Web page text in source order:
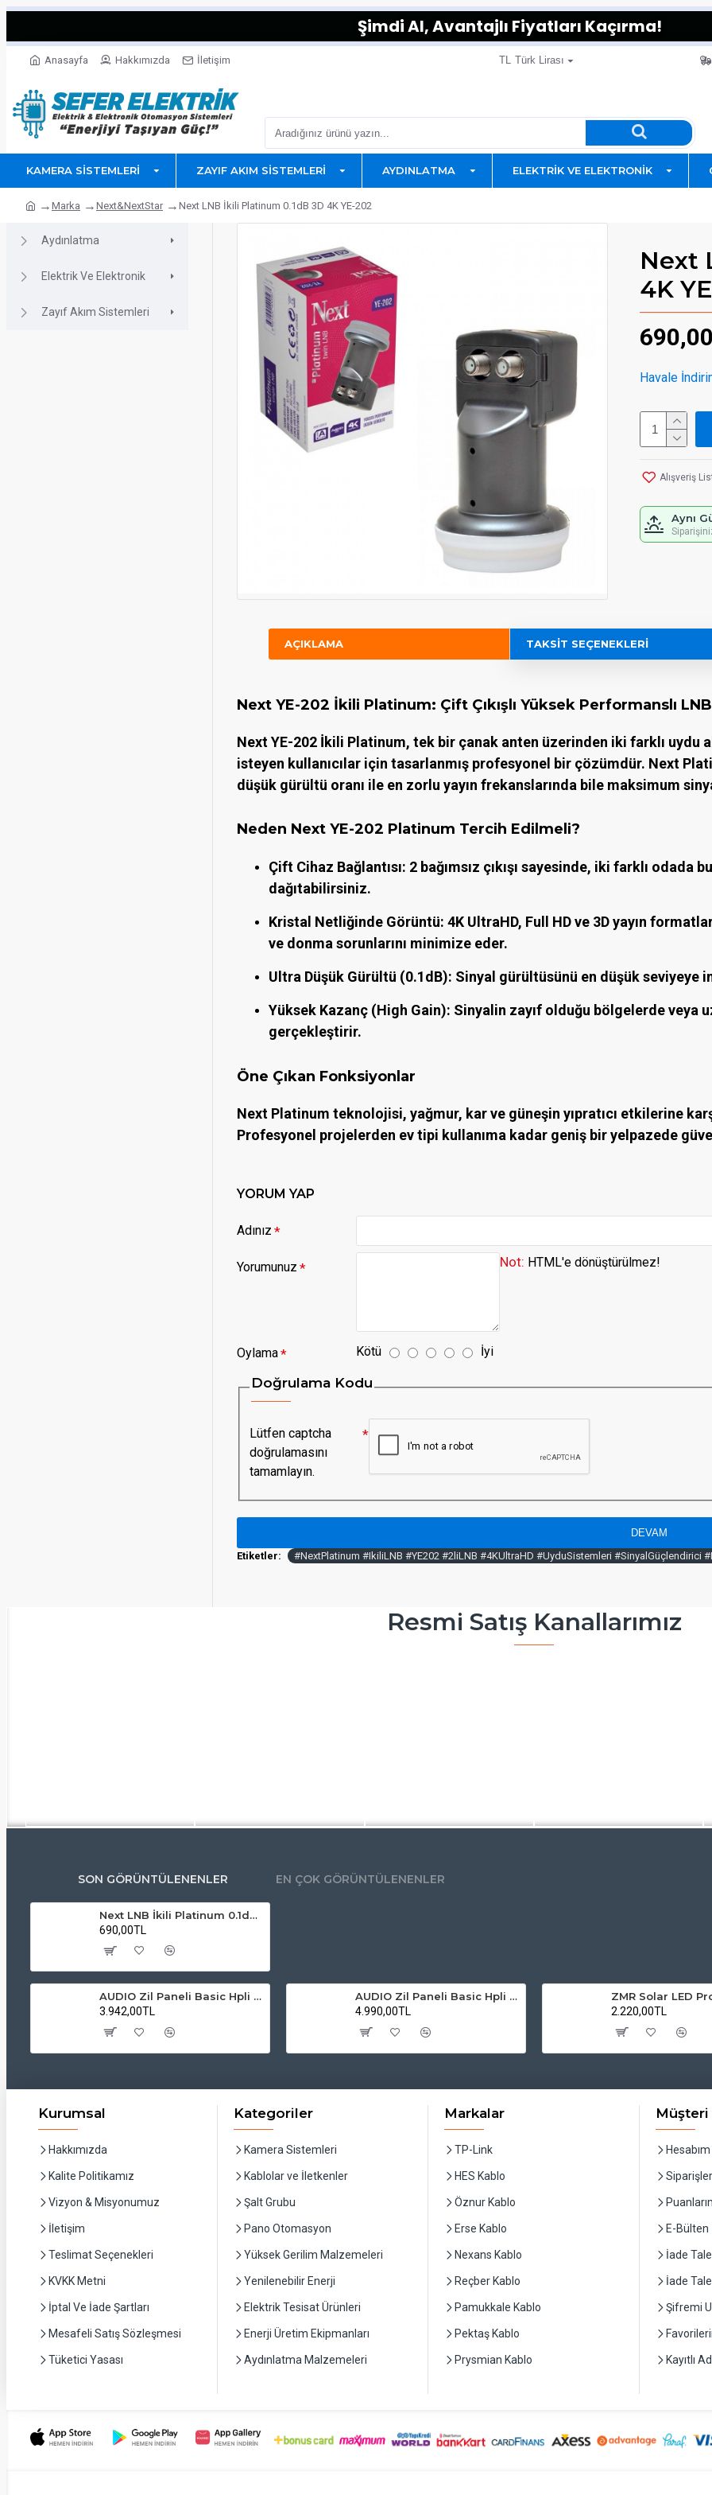
Şimdi Al, Avantajlı Fiyatları Kaçırma!
Anasayfa Hakkımızda İletişim TL Türk Lirası
KAMERA SISTEMLERI ZAYIF AKIM SISTEMLERI AYDINLATMA ELEKTRIK VE ELEKTRONIK
Marka Next&NextStar Next LNB İkili Platinum 0.1dB 3D 4K YE-202
Aydınlatma
Elektrik Ve Elektronik
Zayıf Akım Sistemleri
Next
4K
Havale
Alışveriş
Aynı
AÇIKLAMA TAKSIT SEÇENEKLERI
Next YE-202 İkili Platinum: Çift Çıkışlı Yüksek Performanslı LNB
Next YE-202 İkili Platinum, tek bir çanak anten üzerinden iki farklı uydu
isteyen kullanıcılar için tasarlanmış profesyonel bir çözümdür. Next
düşük gürültü oranı ile en zorlu yayın frekanslarında bile maksimum
Neden Next YE-202 Platinum Tercih Edilmeli?
Çift Cihaz Bağlantısı: 2 bağımsız çıkışı sayesinde, iki farklı odada
dağıtabilirsiniz.
Kristal Netliğinde Görüntü: 4K UltraHD, Full HD ve 3D yayın
ve donma sorunlarını minimize eder.
Ultra Düşük Gürültü (0.1dB): Sinyal gürültüsünü en düşük seviyeye
Yüksek Kazanç (High Gain): Sinyalin zayıf olduğu bölgelerde veya
gerçekleştirir.
Öne Çıkan Fonksiyonlar
Next Platinum teknolojisi, yağmur, kar ve güneşin yıpratıcı etkilerine
Profesyonel projelerden ev tipi kullanıma kadar geniş bir yelpazede
YORUM YAP
Adınız
Yorumunuz Not: HTML'e dönüştürülmez!
Oylama Kötü İyi
Doğrulama Kodu
Lütfen captcha
doğrulamasını
tamamlayın.
DEVAM
Etiketler:
#NextPlatinum #IkiliLNB #YE202 #2liLNB #4KUltraHD #UyduSistemleri #SinyalGüçlendirici
Resmi Satış Kanallarımız
SON GÖRÜNTÜLENENLER EN ÇOK GÖRÜNTÜLENENLER
Next LNB İkili Platinum 0.1dB 3D 4K YE-202
690,00TL
AUDIO Zil Paneli Basic Hpli Çift Buton 14'lü Sesli Apartman Diafon Kapı Paneli
3.942,00TL
AUDIO Zil Paneli Basic Hpli Çift Buton 20'li Sesli Apartman Diafon Kapı Paneli
4.990,00TL
2.220,00TL
Kurumsal
Hakkımızda
Kalite Politikamız
Vizyon & Misyonumuz
İletişim
Teslimat Seçenekleri
KVKK Metni
İptal Ve İade Şartları
Mesafeli Satış Sözleşmesi
Tüketici Yasası
Kategoriler
Kamera Sistemleri
Kablolar ve İletkenler
Şalt Grubu
Pano Otomasyon
Yüksek Gerilim Malzemeleri
Yenilenebilir Enerji
Elektrik Tesisat Ürünleri
Enerji Üretim Ekipmanları
Aydınlatma Malzemeleri
Markalar
TP-Link
HES Kablo
Öznur Kablo
Erse Kablo
Nexans Kablo
Reçber Kablo
Pamukkale Kablo
Pektaş Kablo
Prysmian Kablo
Hesabım
E-Bülten
İade
İade
Şifremi
Kayıtlı